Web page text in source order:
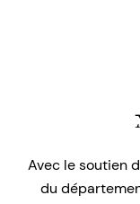
Avec le soutien
du